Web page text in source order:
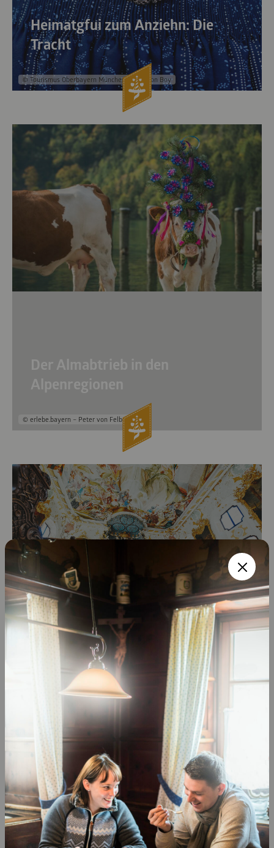
© Tourismus Oberbayern München e.V., Simon Boy
Heimatgfui zum Anziehn: Die
Tracht
© erlebe.bayern – Peter von Felbert
© Ingolstadt Tourismus
Stadtsommer in Ingolstadt